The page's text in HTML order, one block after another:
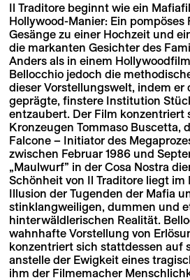
Il Traditore beginnt wie ein
Hollywood-Manier: Ein pompöses
Gesänge zu einer Hochzeit und
die markanten Gesichter des
Anders als in einem
Bellocchio jedoch die
dieser Vorstellungswelt, indem er
geprägte, finstere Institution
entzaubert. Der Film konzentriert
Kronzeugen Tommaso Buscetta,
Falcone – Initiator des
zwischen Februar 1986 und
„Maulwurf” in der Cosa Nostra
Schönheit von Il Traditore liegt im
Illusion der Tugenden der Mafia
stinklangweiligen, dummen und
hinterwäldlerischen Realität.
wahnhafte Vorstellung von
konzentriert sich stattdessen auf
anstelle der Ewigkeit eines
ihm der Filmemacher